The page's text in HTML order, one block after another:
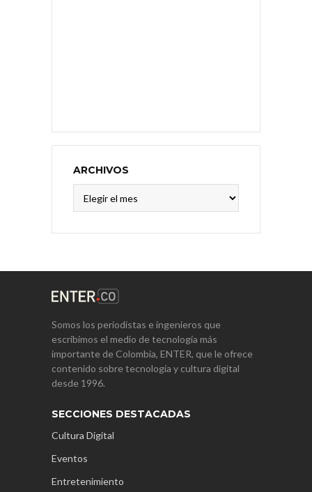
ARCHIVOS
Somos los periodistas e ingenieros que
escribimos el medio de tecnología más
importante de Colombia, ENTER, que le ofrece
contenido sobre tecnología y cultura digital
desde 1996.
SECCIONES DESTACADAS
Cultura Digital
Eventos
Entretenimiento